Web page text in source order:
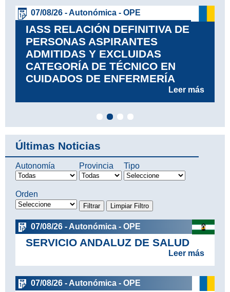
07/08/26 - Autonómica - OPE
IASS RELACIÓN DEFINITIVA DE
PERSONAS ASPIRANTES
ADMITIDAS Y EXCLUIDAS
CATEGORÍA DE TÉCNICO EN
CUIDADOS DE ENFERMERÍA
Leer más
Últimas Noticias
Autonomía Provincia Tipo
Orden
07/08/26 - Autonómica - OPE
SERVICIO ANDALUZ DE SALUD
Leer más
07/08/26 - Autonómica - OPE